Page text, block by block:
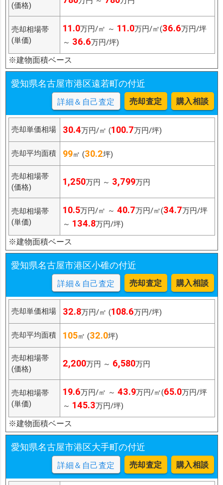
(価格)
売却相場帯
(単価)
11.0万円/㎡ ～ 11.0万円/㎡(36.6万円/坪
～ 36.6万円/坪)
※建物面積ベース
愛知県名古屋市港区遠若町の付近
詳細＆自己査定 売却査定 購入相談
売却単価相場 30.4万円/㎡ (100.7万円/坪)
売却平均面積 99㎡ (30.2坪)
売却相場帯
(価格)
1,250万円 ～ 3,799万円
売却相場帯
(単価)
10.5万円/㎡ ～ 40.7万円/㎡(34.7万円/坪
～ 134.8万円/坪)
※建物面積ベース
愛知県名古屋市港区小碓の付近
詳細＆自己査定 売却査定 購入相談
売却単価相場 32.8万円/㎡ (108.6万円/坪)
売却平均面積 105㎡ (32.0坪)
売却相場帯
(価格)
2,200万円 ～ 6,580万円
売却相場帯
(単価)
19.6万円/㎡ ～ 43.9万円/㎡(65.0万円/坪
～ 145.3万円/坪)
※建物面積ベース
愛知県名古屋市港区大手町の付近
詳細＆自己査定 売却査定 購入相談